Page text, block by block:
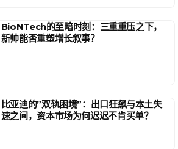
BioNTech的至暗时刻：三重重压之下，
新帅能否重塑增长叙事？
比亚迪的”双轨困境”：出口狂飙与本土失
速之间，资本市场为何迟迟不肯买单？